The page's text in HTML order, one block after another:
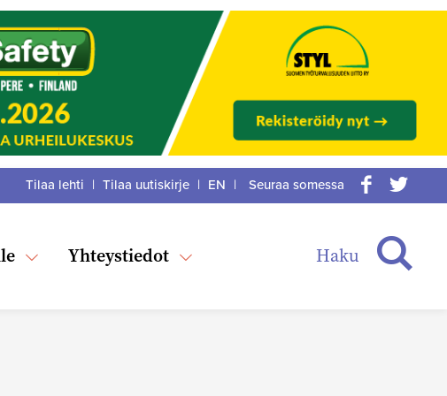
Yhteystiedot Haku
Tilaa lehti | Tilaa uutiskirje | EN |
Seuraa somessa
:Facebook
Twitter